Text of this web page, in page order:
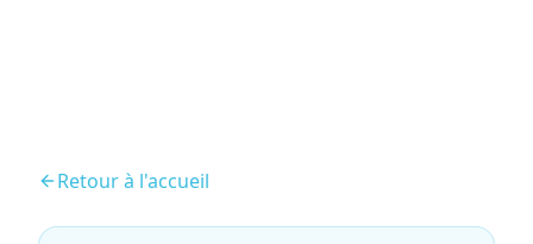
Retour à l'accueil